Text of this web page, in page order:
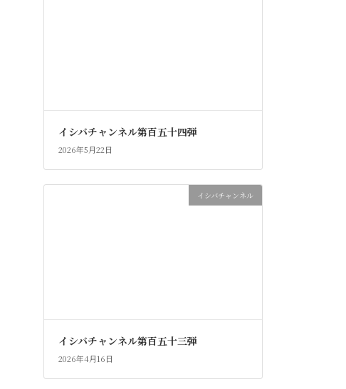
イシバチャンネル第百五十四弾
2026年5月22日
イシバチャンネル
イシバチャンネル第百五十三弾
2026年4月16日